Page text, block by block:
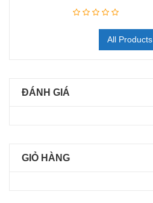
All Products
ĐÁNH GIÁ
GIỎ HÀNG